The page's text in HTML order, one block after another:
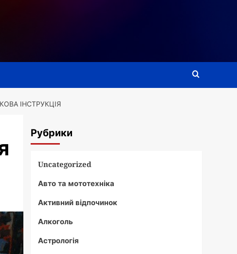
ІНСТРУКЦІЯ
Рубрики
Uncategorized
Авто та мототехніка
Активний відпочинок
Алкоголь
Астрологія